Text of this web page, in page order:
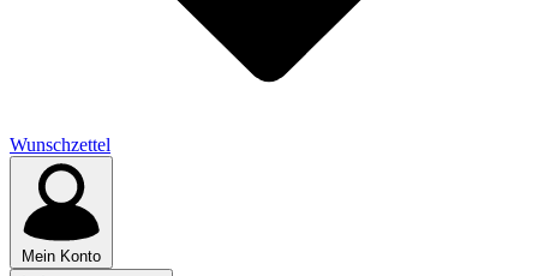
Wunschzettel
Mein Konto